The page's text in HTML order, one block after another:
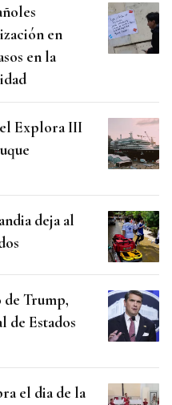
en
en la
Explora III
deja al
de Trump,
de Estados
el dia de la